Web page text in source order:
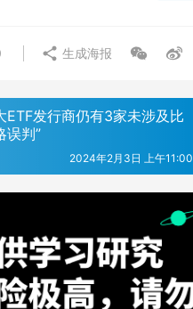
生成海报
发行商仍有3家未涉及比
误判”
2024年2月3日 上午11:00